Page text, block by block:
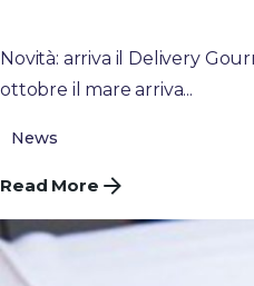
Novità: arriva il Delivery
ottobre il mare arriva...
News
Read More